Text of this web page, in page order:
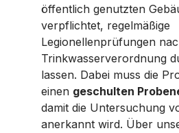
öffentlich genutzten
verpflichtet, regelmäßige
Legionellenprüfungen
Trinkwasserverordnung
lassen. Dabei muss die
einen geschulten
damit die Untersuchung
anerkannt wird. Über